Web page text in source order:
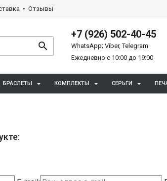
Отзывы
+7 (926) 502-40-45
WhatsApp; Viber, Telegram
Ежедневно с 10:00 до 19:00
БРАСЛЕТЫ КОМПЛЕКТЫ СЕРЬГИ